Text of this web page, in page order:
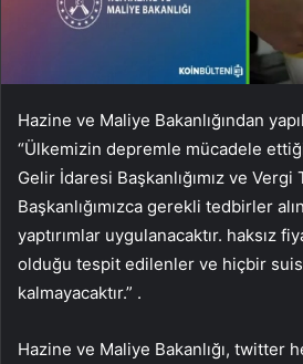
Hazine ve Maliye Bakanlığından
“Ülkemizin depremle mücadele
Gelir İdaresi Başkanlığımız ve
Başkanlığımızca gerekli tedbirler
yaptırımlar uygulanacaktır. haksız
olduğu tespit edilenler ve hiçbir
kalmayacaktır.” .
Hazine ve Maliye Bakanlığı, twitter